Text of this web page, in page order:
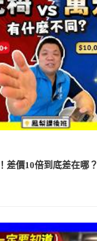
差價10倍到底差在哪？